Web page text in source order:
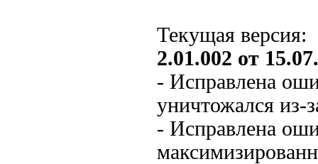
Текущая версия:
2.01.002 от
- Исправлена
уничтожался из-
- Исправлена